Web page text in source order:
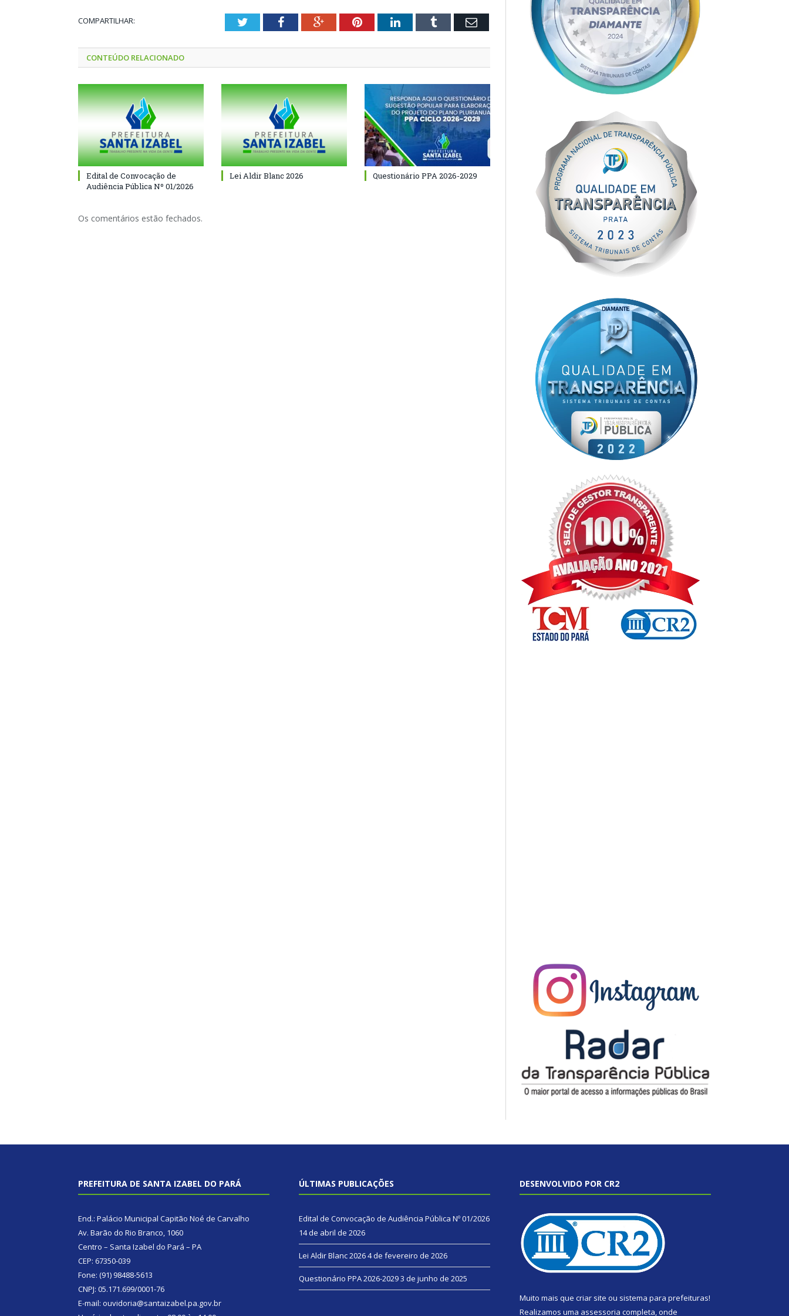
COMPARTILHAR: TwitterFacebookGoogle+PinterestLinkedInTumblr Email
CONTEÚDO RELACIONADO
Edital de Convocação de
Audiência Pública Nº 01/2026
Lei Aldir Blanc 2026 Questionário PPA 2026-2029
Os comentários estão fechados.
PREFEITURA DE SANTA IZABEL DO PARÁ
End.: Palácio Municipal Capitão Noé de Carvalho
Av. Barão do Rio Branco, 1060
Centro – Santa Izabel do Pará – PA
CEP: 67350-039
Fone: (91) 98488-5613
CNPJ: 05.171.699/0001-76
E-mail: ouvidoria@santaizabel.pa.gov.br
ÚLTIMAS PUBLICAÇÕES
Edital de Convocação de Audiência Pública Nº 01/2026
14 de abril de 2026
Lei Aldir Blanc 20264 de fevereiro de 2026
Questionário PPA 2026-20293 de junho de 2025
DESENVOLVIDO POR CR2
Muito mais que criar site ou sistema para prefeituras!
Realizamos uma assessoria completa, onde